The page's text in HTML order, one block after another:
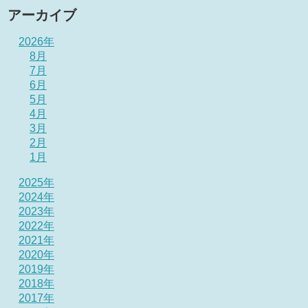
アーカイブ
2026年
8月
7月
6月
5月
4月
3月
2月
1月
2025年
2024年
2023年
2022年
2021年
2020年
2019年
2018年
2017年